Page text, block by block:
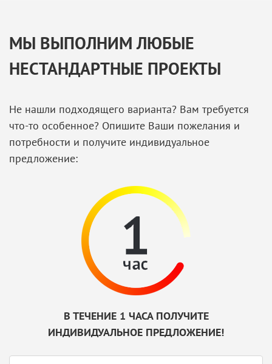
МЫ ВЫПОЛНИМ ЛЮБЫЕ
НЕСТАНДАРТНЫЕ ПРОЕКТЫ
Не нашли подходящего варианта? Вам требуется
что-то особенное? Опишите Ваши пожелания и
потребности и получите индивидуальное
предложение:
В ТЕЧЕНИЕ 1 ЧАСА ПОЛУЧИТЕ
ИНДИВИДУАЛЬНОЕ ПРЕДЛОЖЕНИЕ!